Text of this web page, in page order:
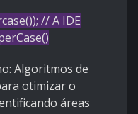
()); // A IDE
Algoritmos de
otimizar o
áreas